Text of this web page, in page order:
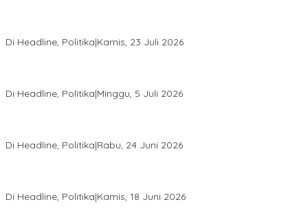
Di Headline, Politika|Kamis, 23 Juli 2026
Di Headline, Politika|Minggu, 5 Juli 2026
Di Headline, Politika|Rabu, 24 Juni 2026
Di Headline, Politika|Kamis, 18 Juni 2026